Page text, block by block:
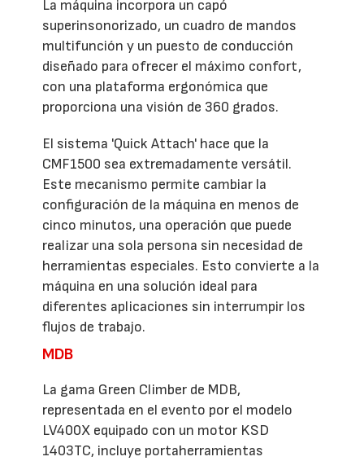
La máquina incorpora un capó
superinsonorizado, un cuadro de mandos
multifunción y un puesto de conducción
diseñado para ofrecer el máximo confort,
con una plataforma ergonómica que
proporciona una visión de 360 grados.
El sistema 'Quick Attach' hace que la
CMF1500 sea extremadamente versátil.
Este mecanismo permite cambiar la
configuración de la máquina en menos de
cinco minutos, una operación que puede
realizar una sola persona sin necesidad de
herramientas especiales. Esto convierte a la
máquina en una solución ideal para
diferentes aplicaciones sin interrumpir los
flujos de trabajo.
MDB
La gama Green Climber de MDB,
representada en el evento por el modelo
LV400X equipado con un motor KSD
1403TC, incluye portaherramientas